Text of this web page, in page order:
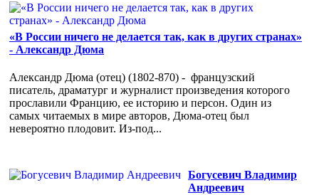
«В России ничего не делается так, как в других странах»
- Александр Дюма
Александр Дюма (отец) (1802-870) - французский
писатель, драматург и журналист произведения которого
прославили Францию, ее историю и персон. Один из
самых читаемых в мире авторов, Дюма-отец был
невероятно плодовит. Из-под...
Богусевич Владимир
Андреевич